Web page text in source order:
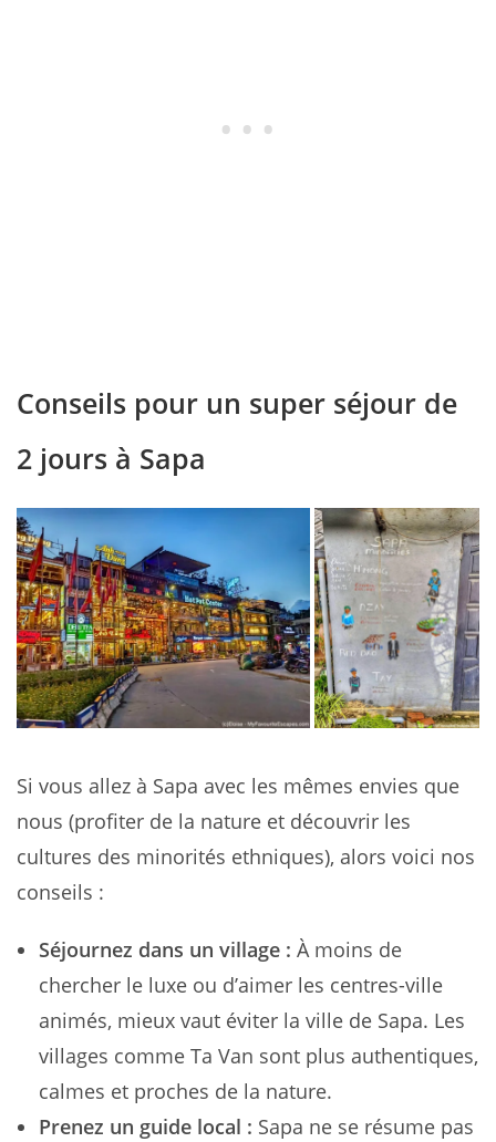
Conseils pour un super séjour de
2 jours à Sapa
Si vous allez à Sapa avec les mêmes envies que
nous (profiter de la nature et découvrir les
cultures des minorités ethniques), alors voici nos
conseils :
Séjournez dans un village : À moins de
chercher le luxe ou d’aimer les centres-ville
animés, mieux vaut éviter la ville de Sapa. Les
villages comme Ta Van sont plus authentiques,
calmes et proches de la nature.
Prenez un guide local : Sapa ne se résume pas